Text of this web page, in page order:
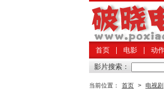
首页 电影 动
影片搜索：
当前位置： 首页 > 电视剧